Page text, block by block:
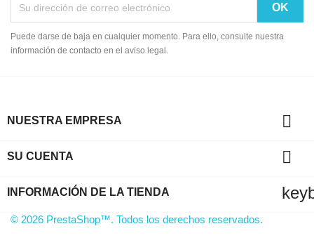
Puede darse de baja en cualquier momento. Para ello, consulte nuestra
información de contacto en el aviso legal.
NUESTRA EMPRESA 
SU CUENTA 
INFORMACIÓN DE LA TIENDA
© 2026 PrestaShop™. Todos los derechos reservados.